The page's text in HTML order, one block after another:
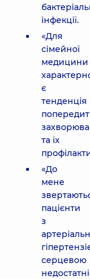
інфекції.
«Для
сімейної
медицини
є
тенденція
та їх
«До
мене
пацієнти
з
серцевою